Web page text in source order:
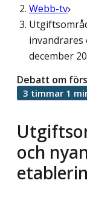
Webb-tv
december
och
Debatt om
3 timmar 1